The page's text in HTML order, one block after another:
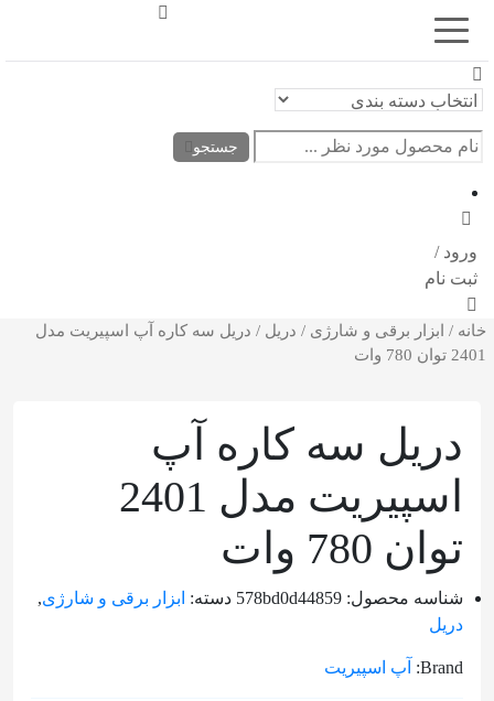
جستجو
ورود /
ثبت نام
اشتراک
گذاری
از
روش‌های
زیر
می‌توانید
را
دوستان
خود
اشتراک
خانه / ابزار برقی ‌و‌ شارژی / دریل / دریل سه کاره آپ اسپیریت مدل
2401 توان 780 وات
دریل سه کاره آپ
اسپیریت مدل 2401
توان 780 وات
شناسه محصول: 578bd0d44859 دسته: ابزار برقی ‌و‌ شارژی,
دریل
Brand: آپ اسپیریت